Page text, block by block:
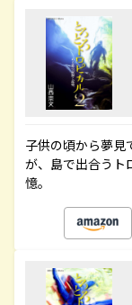
子供の頃から夢見
が、島で出合うト
憶。